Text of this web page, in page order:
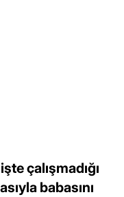
çalışmadığı
babasını